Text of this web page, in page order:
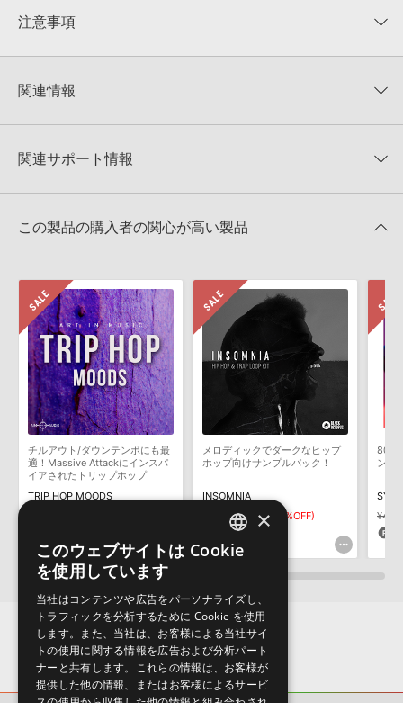
★★★★★
★5
★4
★1
0%
注意事項
KONTAKTフォーマットは、
でお使いいただけます。無償版のKONTAKT PLAYERではお使いい
4GBを超えるデータに関するご注意：
FAT32でフォーマットされた
きます際には、NTFSやHFS＋でフォーマットされたHDDをご用意
いただく必要がございます。
知らせするメールの2通が送信されます。メールに記載されており
ます説明に沿って、製品のダウンロード／導入を行って下さい。
サンプルパック製品には、原則として日本語版操作マニュアルをご
用意しておりません。ご購入後のご不明点や詳細に関するお問い合
わせなどはテクニカルサポート
までご連絡ください。
デモソングは、製品収録サウンドを使ってできることを紹介するた
めのデモンストレーション用の楽曲です。原則として、デモソング
そのものをお使いいただくことはできません。また、デモソングを
構成する全てのサウンドが、サンプルパックに含まれていることを
保証するものではありません。
しかねます。
関連情報
AMBIENT HOUSEのサポート情報
関連サポート情報
2022.06.06
おります。ご覧頂くには、該当する製品をご購入頂く必要がございます。
AMBIENT HOUSEのサポート情報
この製品の購入者の関心が高い製品
チルアウト/ダウンテンポにも最
適！Massive Attackにインスパ
イアされたトリップホップ
TRIP HOP MOODS
メロディックでダークなヒップ
ホップ向けサンプルパック！
INSOMNIA
¥4,730 ¥1,892(60%OFF)
94pt
80年
ンセ
ENGLISH
×
このウェブサイトは Cookie
を使用しています
当社はコンテンツや広告をパーソナライズし、
トラフィックを分析するために Cookie を使用
します。また、当社は、お客様による当社サイ
トの使用に関する情報を広告および分析パート
ナーと共有します。これらの情報は、お客様が
提供した他の情報、またはお客様によるサービ